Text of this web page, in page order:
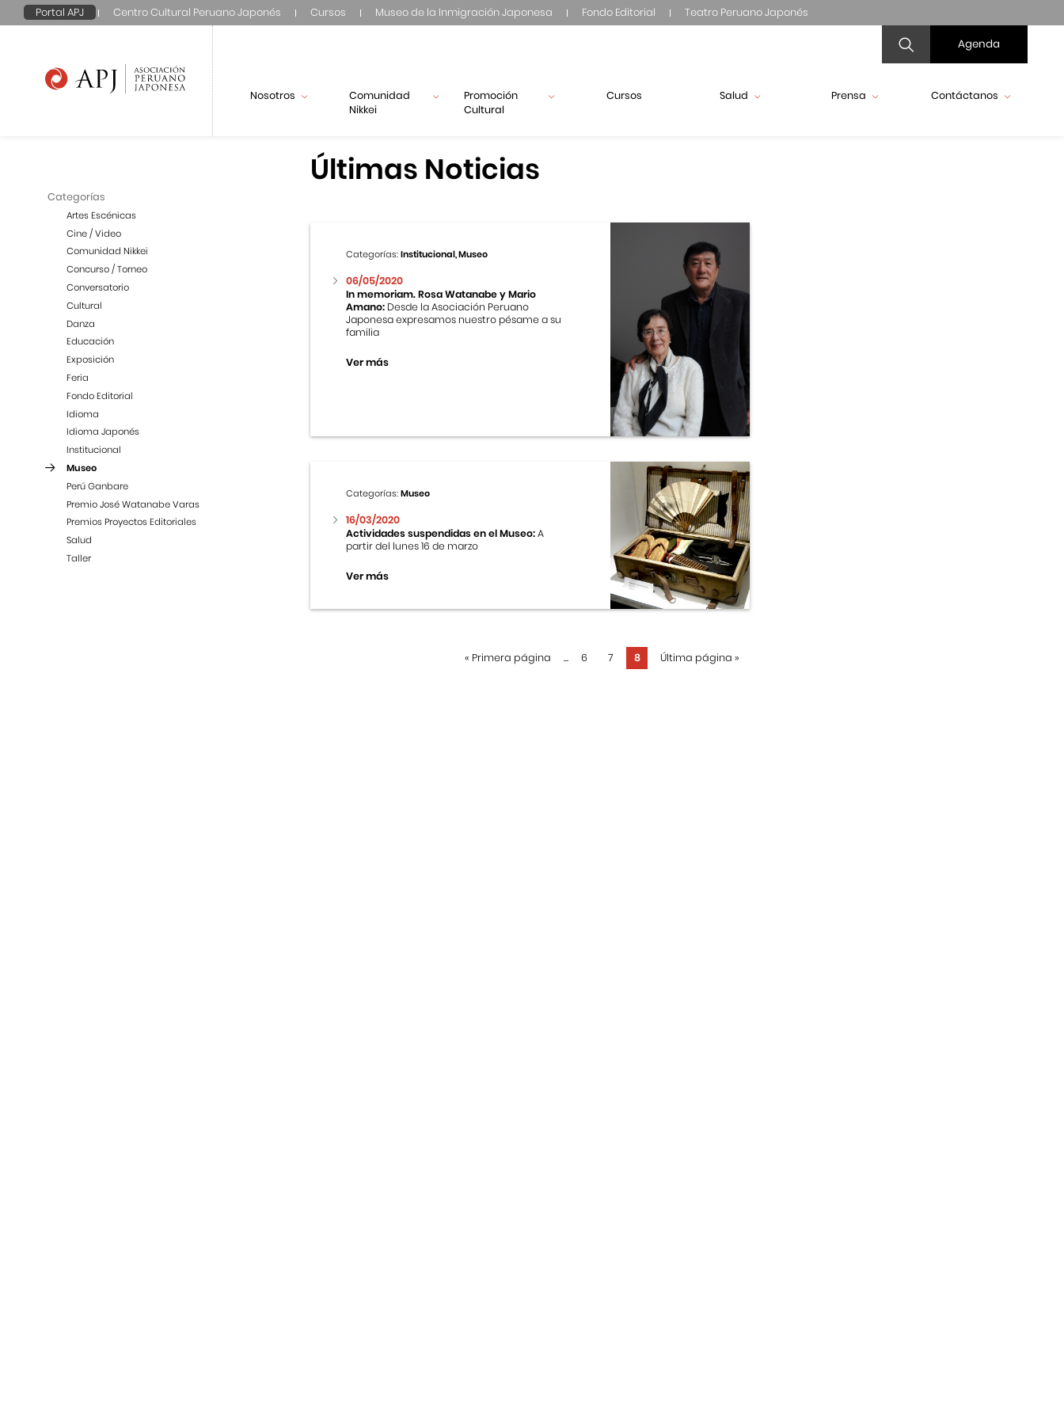
Portal APJ Centro Cultural Peruano Japonés Cursos Museo de la Inmigración Japonesa Fondo Editorial Teatro Peruano Japonés
Agenda
Nosotros
Comunidad
Nikkei
Promoción
Cultural
Cursos Salud Prensa Contáctanos
Categorías
Artes Escénicas
Cine / Video
Comunidad Nikkei
Concurso / Torneo
Conversatorio
Cultural
Danza
Educación
Exposición
Feria
Fondo Editorial
Idioma
Idioma Japonés
Institucional
Museo
Perú Ganbare
Premio José Watanabe Varas
Premios Proyectos Editoriales
Salud
Taller
Últimas Noticias
Categorías:Institucional, Museo
06/05/2020
In memoriam. Rosa Watanabe y Mario
Amano: Desde la Asociación Peruano
Japonesa expresamos nuestro pésame a su
familia
Ver más
Categorías:Museo
16/03/2020
Actividades suspendidas en el Museo:A
partir del lunes 16 de marzo
Ver más
« Primera página ... 6 7 8 Última página »